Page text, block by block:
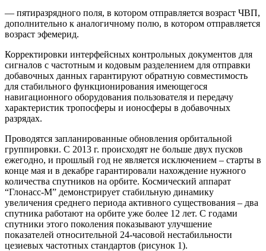
— пятиразрядного поля, в котором отправляется возраст ЧВП,
дополнительно к аналогичному полю, в котором отправляется
возраст эфемерид.
Корректировки интерфейсных контрольных документов для
сигналов с частотным и кодовым разделением для отправки
добавочных данных гарантируют обратную совместимость
для стабильного функционирования имеющегося
навигационного оборудования пользователя и передачу
характеристик тропосферы и ионосферы в добавочных
разрядах.
Проводятся запланированные обновления орбитальной
группировки. С 2013 г. происходят не больше двух пусков
ежегодно, и прошлый год не является исключением – старты в
конце мая и в декабре гарантировали нахождение нужного
количества спутников на орбите. Космический аппарат
“Глонасс-М” демонстрирует стабильную динамику
увеличения среднего периода активного существования – два
спутника работают на орбите уже более 12 лет. С годами
спутники этого поколения показывают улучшение
показателей относительной 24-часовой нестабильности
цезиевых частотных стандартов (рисунок 1).